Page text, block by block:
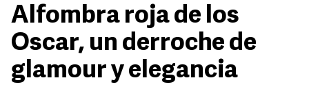
Alfombra roja de los
Oscar, un derroche de
glamour y elegancia